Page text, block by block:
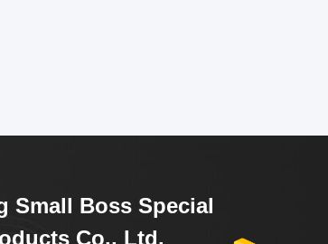
Small Boss Special
Co., Ltd.